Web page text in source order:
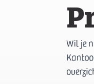
Wil je